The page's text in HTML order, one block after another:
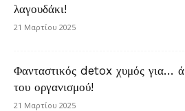
λαγουδάκι!
21 Μαρτίου 2025
Φανταστικός detox χυμός για…
του οργανισμού!
21 Μαρτίου 2025